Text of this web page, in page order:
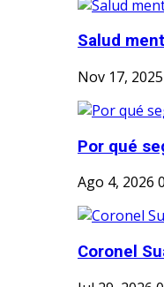
Salud
Nov 17, 2025
Por qué
Ago 4, 2026 0
Coronel